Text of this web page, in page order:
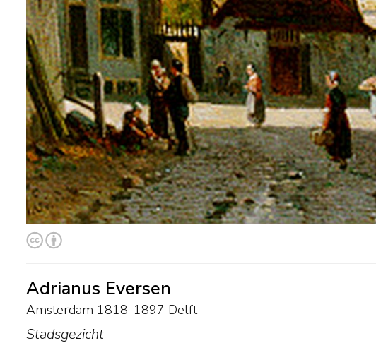
Adrianus Eversen
Amsterdam 1818-1897 Delft
Stadsgezicht